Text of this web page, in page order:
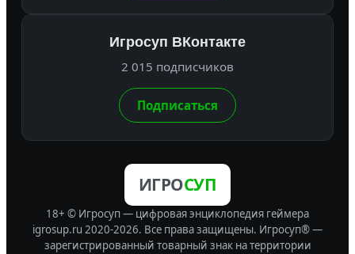
Игросуп ВКонтакте
2 015 подписчиков
Подписаться
ИГРОСУП
18+ © Игросуп — цифровая энциклопедия геймера
igrosup.ru 2020-2026. Все права защищены. Игросуп® —
зарегистрированный товарный знак на территории